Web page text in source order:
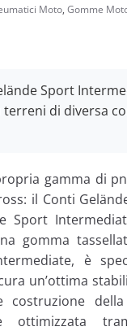
Moto, Gomme
Sport
di diversa
gamma di
il Conti
Sport
gomma
è
un’ottima
costruzione
ottimizzata